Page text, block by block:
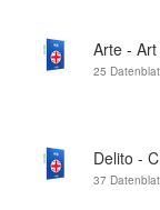
Arte - Art
25
Delito -
37